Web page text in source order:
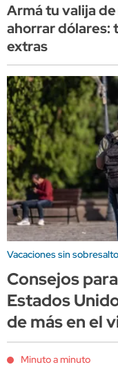
Armá tu valija
ahorrar dólares:
extras
Vacaciones sin
Consejos
Estados
de más en el
Minuto a minuto